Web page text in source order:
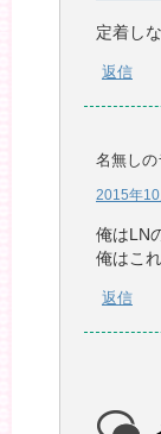
定着し
返信
名無しの
2015年
俺はLN
俺はこ
返信